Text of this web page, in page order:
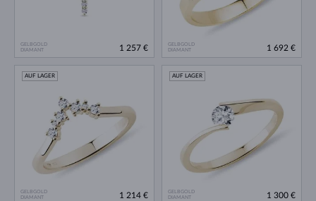
GELBGOLD
DIAMANT
1 257 €
GELBGOLD
DIAMANT
1 692 €
GELBGOLD
DIAMANT
AUF LAGER
1 214 €
GELBGOLD
DIAMANT
AUF LAGER
1 300 €